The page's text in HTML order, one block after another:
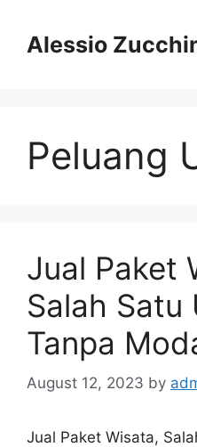
contentAlessio
Peluang
Jual Paket
Salah Satu
Tanpa
August 12, 2023 by
Jual Paket Wisata,